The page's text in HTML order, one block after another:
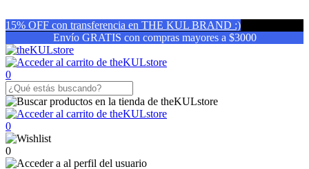
15% OFF con transferencia en THE KUL BRAND :)
Envío GRATIS con compras mayores a $3000
0
0
0